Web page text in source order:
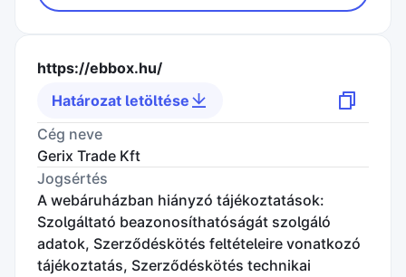
https://ebbox.hu/
Határozat letöltése
Cég neve
Gerix Trade Kft
Jogsértés
A webáruházban hiányzó tájékoztatások:
Szolgáltató beazonosíthatóságát szolgáló
adatok, Szerződéskötés feltételeire vonatkozó
tájékoztatás, Szerződéskötés technikai